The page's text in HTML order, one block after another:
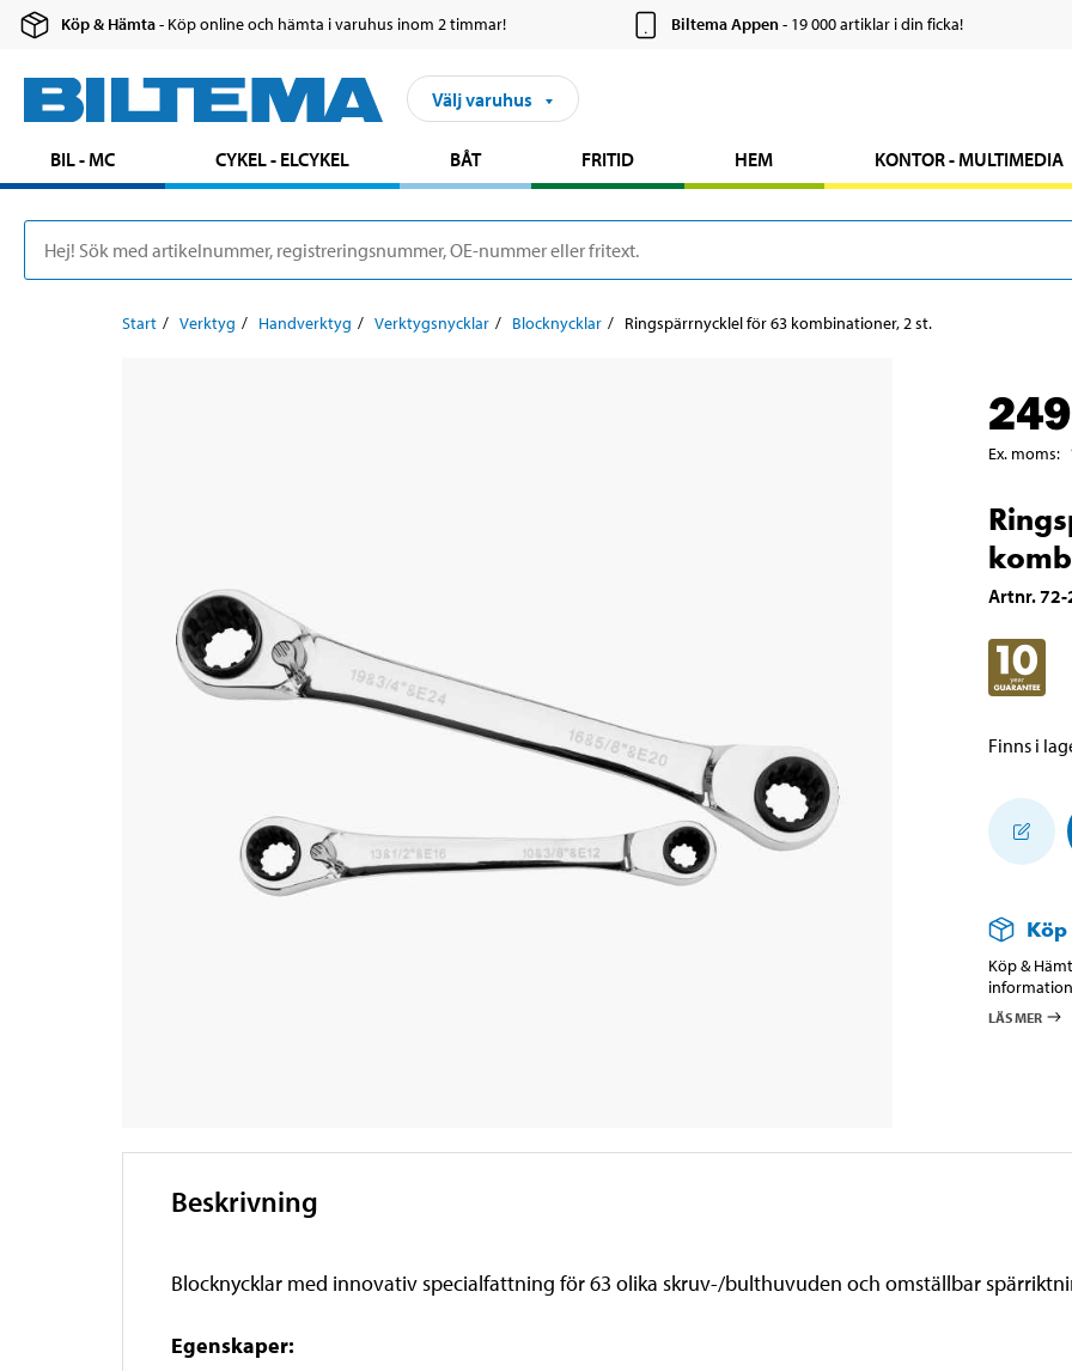
Köp & Hämta- Köp online och hämta i varuhus inom 2 timmar! Biltema Appen- 19 000 artiklar i din ficka!
Välj varuhus
BIL - MC CYKEL - ELCYKEL BÅT FRITID HEM KONTOR - MULTIMEDIA
Start Verktyg Handverktyg Verktygsnycklar Blocknycklar Ringspärrnycklel för 63 kombinationer, 2 st.
249
Ex. moms:
Artnr.72-
Finns i
Köp &
LÄS MER
Beskrivning
Blocknycklar med innovativ specialfattning för 63 olika skruv-/bulthuvuden och omställbar
Egenskaper: